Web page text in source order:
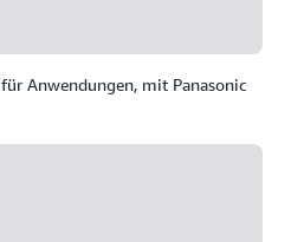
Anwendungen, mit Panasonic